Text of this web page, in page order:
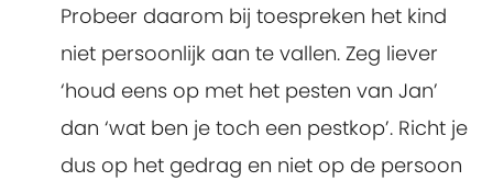
Probeer daarom bij toespreken het kind
niet persoonlijk aan te vallen. Zeg liever
‘houd eens op met het pesten van Jan’
dan ‘wat ben je toch een pestkop’. Richt je
dus op het gedrag en niet op de persoon